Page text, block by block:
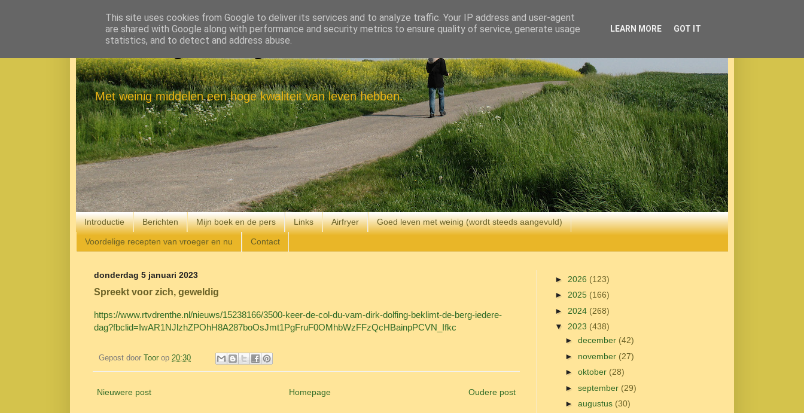
Eenvoudig Gelukkig
Met weinig middelen een hoge kwaliteit van leven hebben.
Introductie Berichten Mijn boek en de pers Links Airfryer Goed leven met weinig (wordt steeds aangevuld)
Voordelige recepten van vroeger en nu Contact
donderdag 5 januari 2023
Spreekt voor zich, geweldig
https://www.rtvdrenthe.nl/nieuws/15238166/3500-keer-de-col-du-vam-dirk-dolfing-beklimt-de-berg-iedere-
dag?fbclid=IwAR1NJlzhZPOhH8A287boOsJmt1PgFruF0OMhbWzFFzQcHBainpPCVN_Ifkc
Gepost door Toor op 20:30
Nieuwere post Oudere post
Homepage
► 2026 (123)
► 2025 (166)
► 2024 (268)
▼ 2023 (438)
► december (42)
► november (27)
► oktober (28)
► september (29)
► augustus (30)
This site uses cookies from Google to deliver its services and to analyze traffic. Your IP address and user-agent
are shared with Google along with performance and security metrics to ensure quality of service, generate usage
statistics, and to detect and address abuse.
LEARN MORE GOT IT